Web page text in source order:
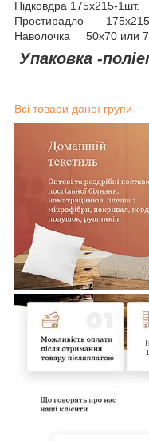
Підковдра 175х215-1шт.
Простирадло
Наволочка 50х70 или
Упаковка -
Всі товари даної групи